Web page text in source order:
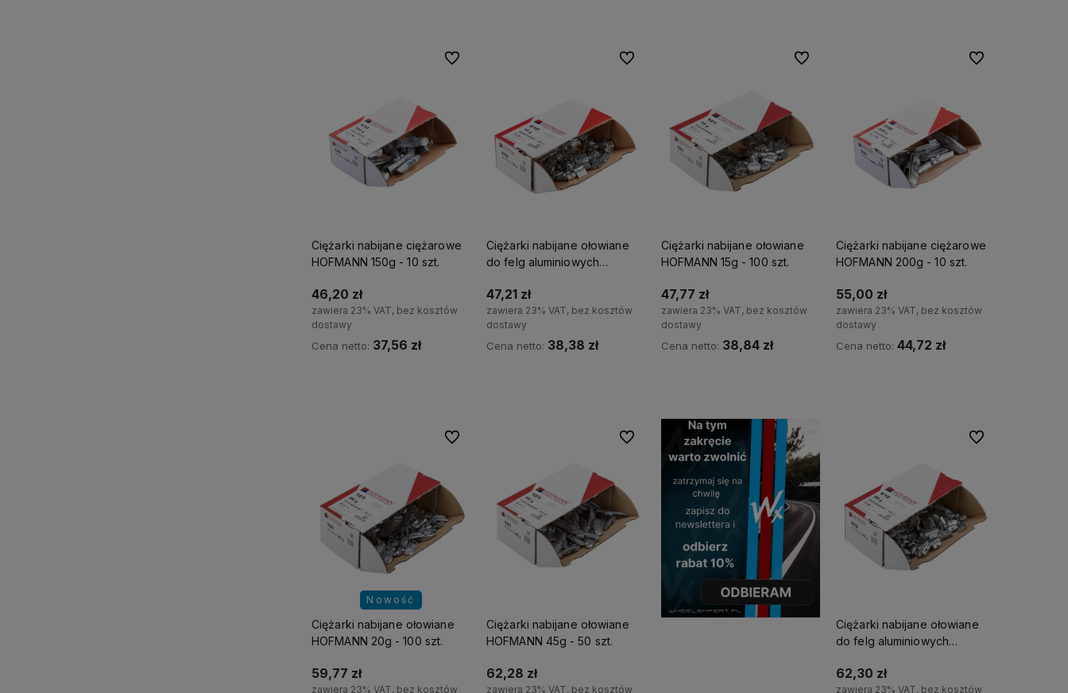
Ciężarki nabijane ciężarowe
HOFMANN 150g - 10 szt.
46,20 zł
zawiera 23% VAT, bez kosztów
dostawy
Cena netto: 37,56 zł
Do ulubionych
Ciężarki nabijane ołowiane
do felg aluminiowych
47,21 zł
zawiera 23% VAT, bez kosztów
dostawy
Cena netto: 38,38 zł
Do ulubionych
Ciężarki nabijane ołowiane
HOFMANN 15g - 100 szt.
47,77 zł
zawiera 23% VAT, bez kosztów
dostawy
Cena netto: 38,84 zł
Do ulubionych
Ciężarki nabijane ciężarowe
HOFMANN 200g - 10 szt.
55,00 zł
zawiera 23% VAT, bez kosztów
dostawy
Cena netto: 44,72 zł
Do ulubionych
Nowość
Ciężarki nabijane ołowiane
HOFMANN 20g - 100 szt.
59,77 zł
zawiera 23% VAT, bez kosztów
Do ulubionych
Ciężarki nabijane ołowiane
HOFMANN 45g - 50 szt.
62,28 zł
zawiera 23% VAT, bez kosztów
Do ulubionych
Ciężarki nabijane ołowiane
do felg aluminiowych
62,30 zł
zawiera 23% VAT, bez kosztów
Do ulubionych